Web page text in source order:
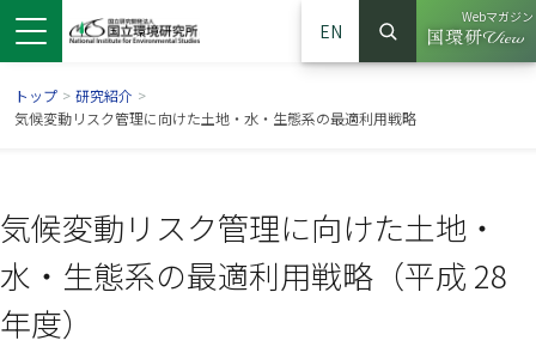
EN
サイト内検索
検索
Webマガジン
（別ウイ
トップ > 研究紹介 >
気候変動リスク管理に向けた土地・水・生態系の最適利用戦略
気候変動リスク管理に向けた土地・
水・生態系の最適利用戦略（平成 28
年度）